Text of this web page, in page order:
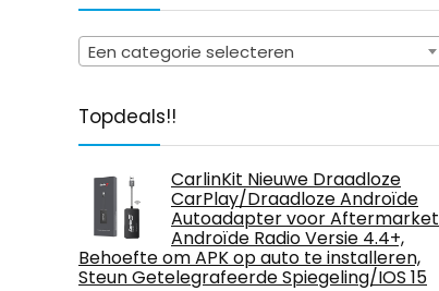
Een categorie selecteren
Topdeals!!
CarlinKit Nieuwe Draadloze
CarPlay/Draadloze Androïde
Autoadapter voor Aftermarket
Androïde Radio Versie 4.4+,
Behoefte om APK op auto te installeren,
Steun Getelegrafeerde Spiegeling/IOS 15